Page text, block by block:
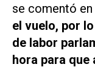
se comentó
el vuelo, por
de labor
hora para que